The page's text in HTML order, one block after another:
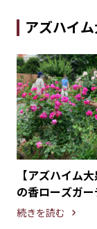
アズハイ
【アズハイム
の香ローズガ
ラを満喫
続きを読む